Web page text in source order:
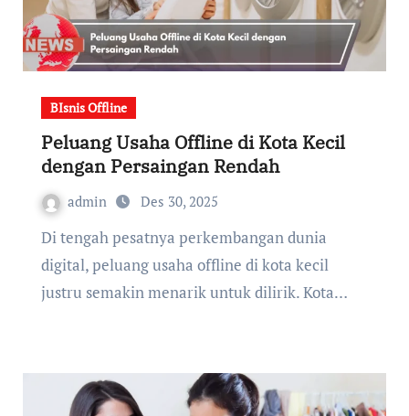
BIsnis Offline
Peluang Usaha Offline di Kota Kecil
dengan Persaingan Rendah
admin Des 30, 2025
Di tengah pesatnya perkembangan dunia
digital, peluang usaha offline di kota kecil
justru semakin menarik untuk dilirik. Kota…